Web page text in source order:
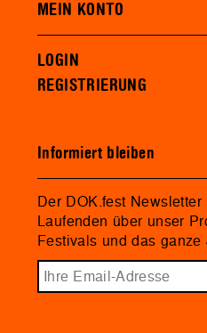
MEIN KONTO
LOGIN
REGISTRIERUNG
Informiert bleiben
Der DOK.fest
Laufenden über unser
Festivals und das ganze